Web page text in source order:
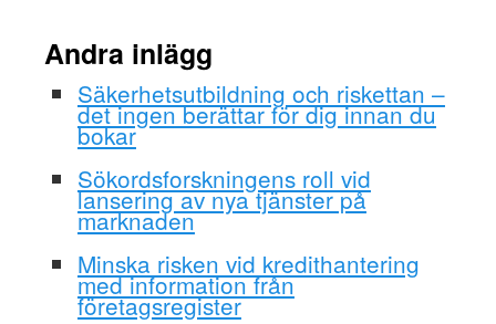
Andra inlägg
Säkerhetsutbildning och riskettan –
det ingen berättar för dig innan du
bokar
Sökordsforskningens roll vid
lansering av nya tjänster på
marknaden
Minska risken vid kredithantering
med information från
företagsregister